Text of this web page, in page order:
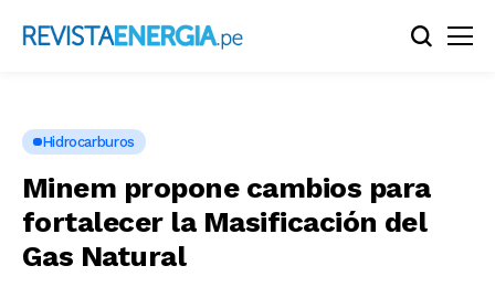
Hidrocarburos
Minem propone cambios para
fortalecer la Masificación del
Gas Natural